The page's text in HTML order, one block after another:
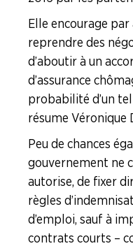
Elle encourage
reprendre des
d’aboutir à un
d’assurance
probabilité d’un
résume Véronique
Peu de chances
gouvernement ne
autorise, de fixer
règles
d’emploi, sauf à
contrats courts –